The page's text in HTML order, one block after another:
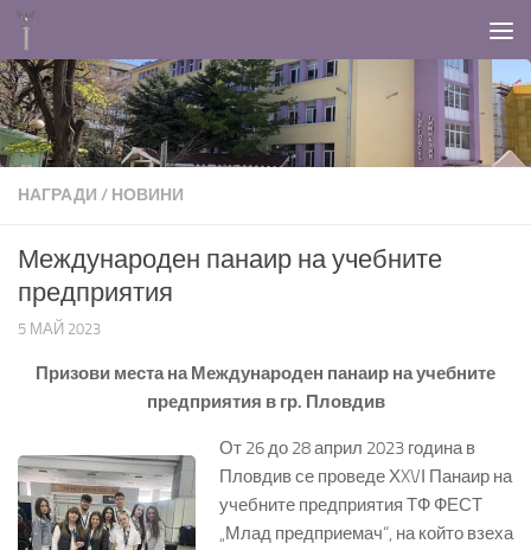
НАГРАДИ / НОВИНИ
Международен панаир на учебните
предприятия
5 МАЙ 2023
Призови места на Международен панаир на учебните
предприятия в гр. Пловдив
От 26 до 28 април 2023 година в
Пловдив се проведе ХXVІ Панаир на
учебните предприятия ТФ ФЕСТ
„Млад предприемач“, на който взеха